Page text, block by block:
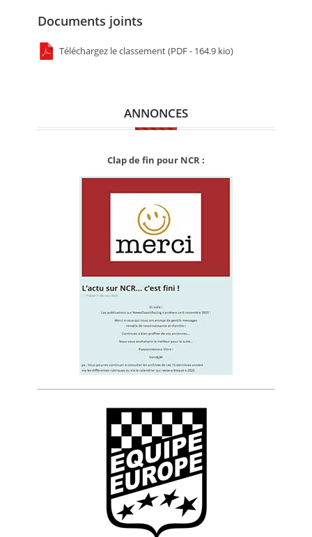
Documents joints
Téléchargez le classement (PDF - 164.9 kio)
ANNONCES
Clap de fin pour NCR :